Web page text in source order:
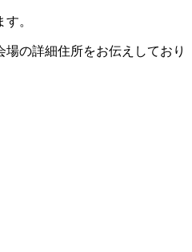
。
の詳細住所をお伝えしており